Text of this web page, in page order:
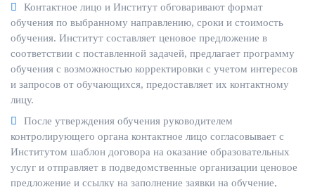
Контактное лицо и Институт обговаривают формат
обучения по выбранному направлению, сроки и стоимость
обучения. Институт составляет ценовое предложение в
соответствии с поставленной задачей, предлагает программу
обучения с возможностью корректировки с учетом интересов
и запросов от обучающихся, предоставляет их контактному
лицу.
После утверждения обучения руководителем
контролирующего органа контактное лицо согласовывает с
Институтом шаблон договора на оказание образовательных
услуг и отправляет в подведомственные организации ценовое
предложение и ссылку на заполнение заявки на обучение,